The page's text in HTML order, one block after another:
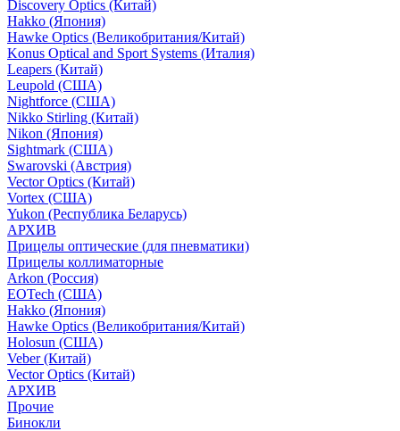
Discovery Optics (Китай)
Hakko (Япония)
Hawke Optics (Великобритания/Китай)
Konus Optical and Sport Systems (Италия)
Leapers (Китай)
Leupold (США)
Nightforce (США)
Nikko Stirling (Китай)
Nikon (Япония)
Sightmark (США)
Swarovski (Австрия)
Vector Optics (Китай)
Vortex (США)
Yukon (Республика Беларусь)
АРХИВ
Прицелы оптические (для пневматики)
Прицелы коллиматорные
Arkon (Россия)
EOTech (США)
Hakko (Япония)
Hawke Optics (Великобритания/Китай)
Holosun (США)
Veber (Китай)
Vector Optics (Китай)
АРХИВ
Прочие
Бинокли